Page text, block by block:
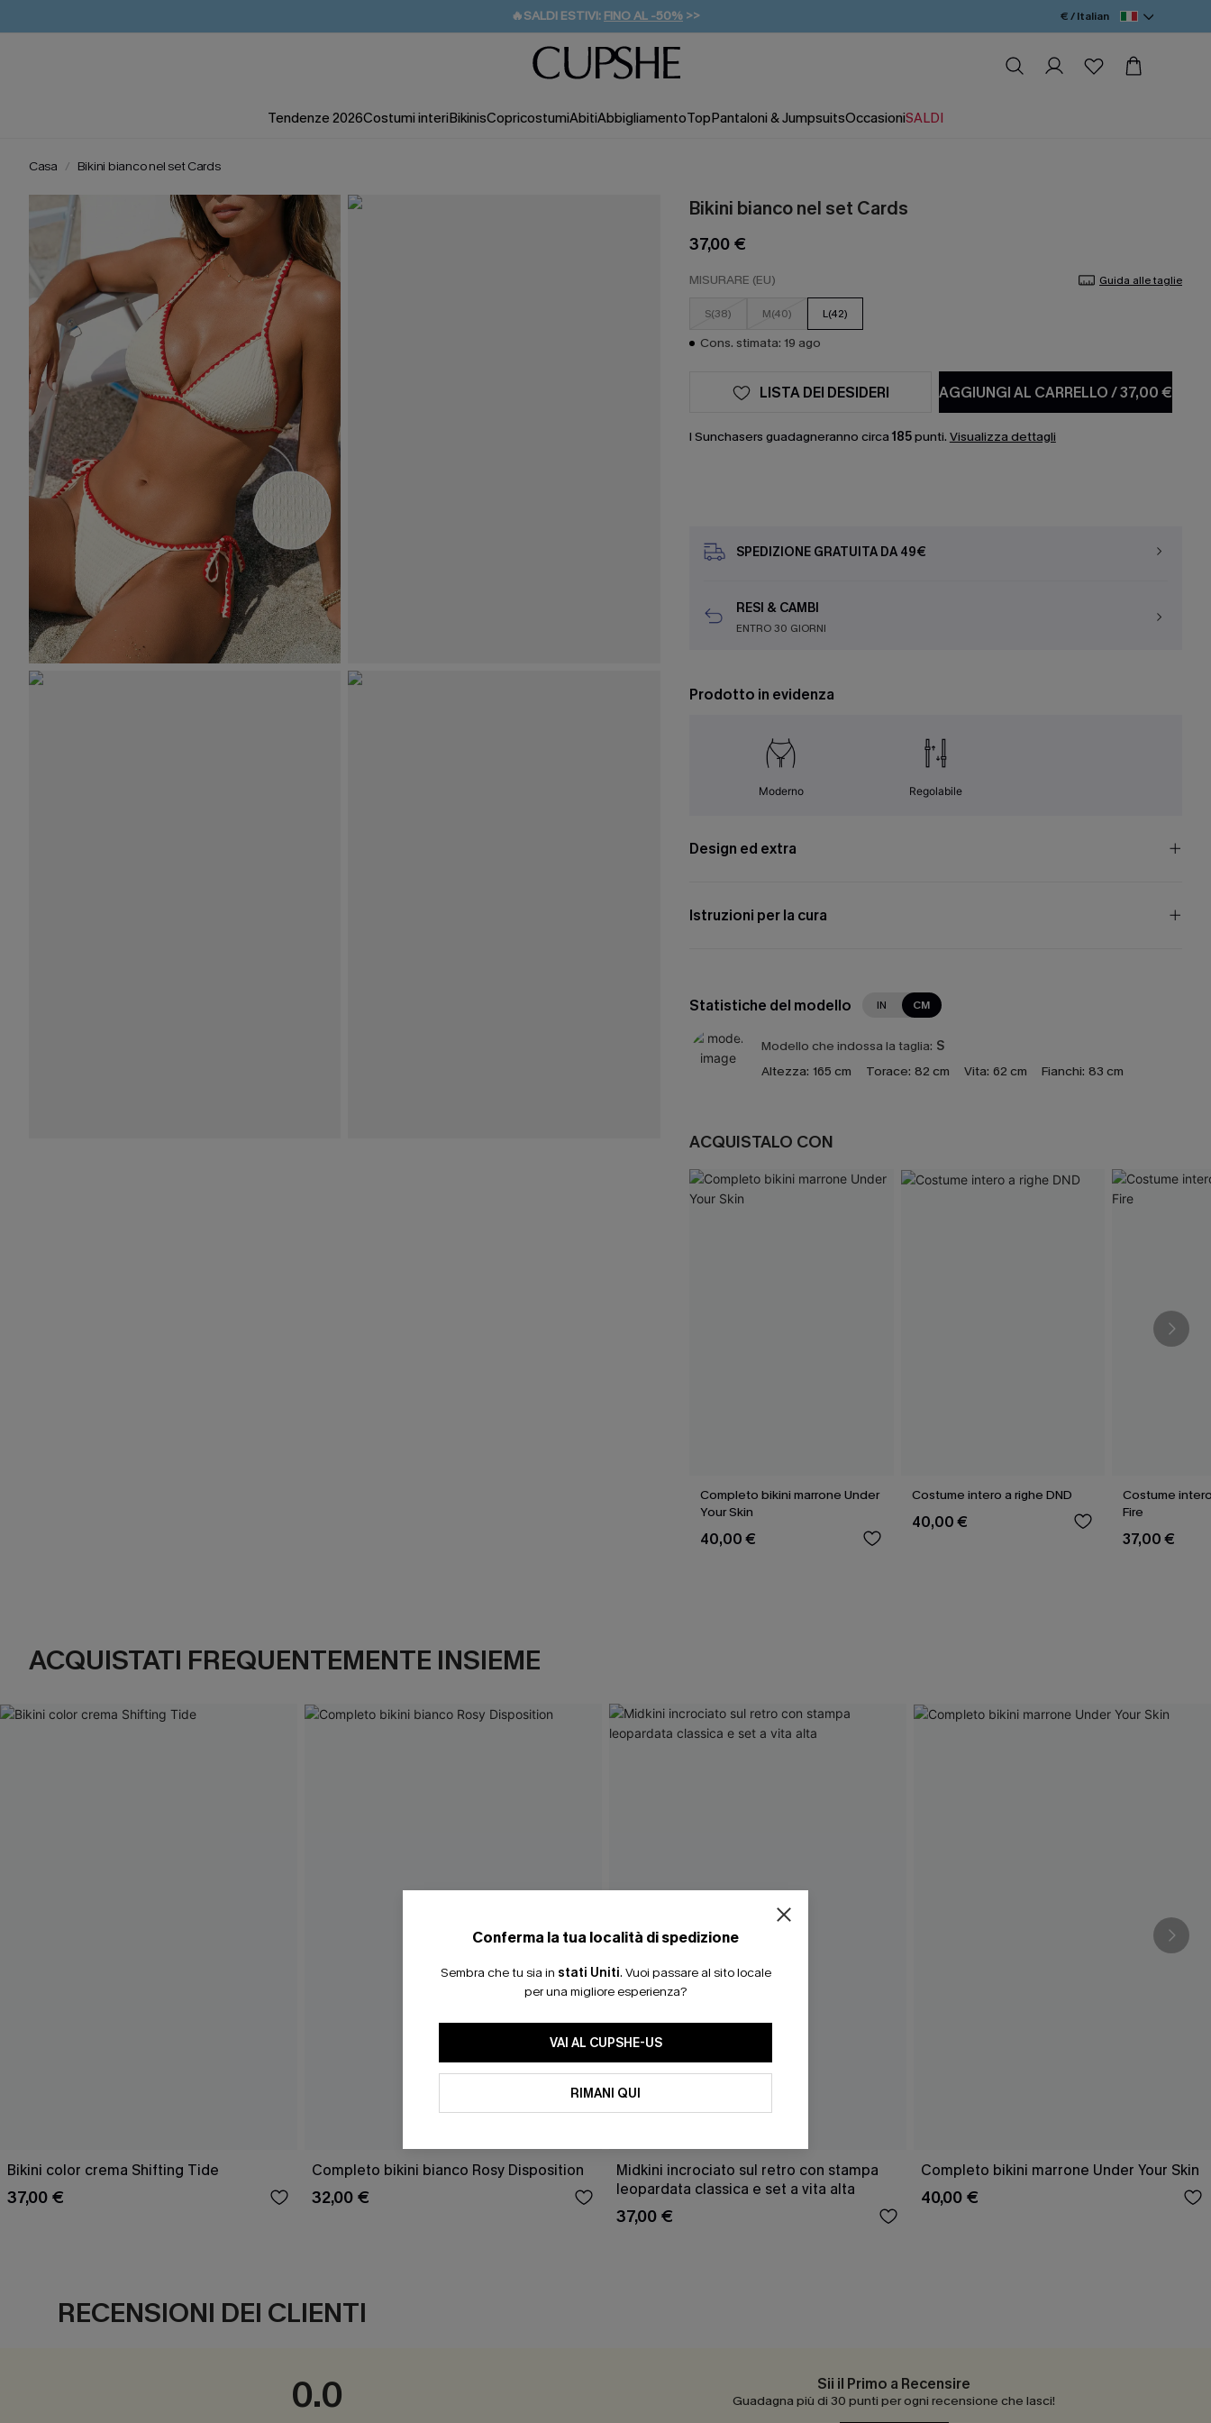
🔥SALDI ESTIVI: FINO AL -50% >>
🚚SPEDIZIONE GRATUITA DA 49€
💌REGALO PER I NUOVI: 20% DI SCONTO*
€ / Italian
Tendenze 2026Costumi interiBikinisCopricostumiAbitiAbbigliamentoTopPantaloni & JumpsuitsOccasioniSALDI
Casa Bikini bianco nel set Cards
Bikini bianco nel set Cards
37,00 €
MISURARE (EU) Guida alle taglie
S(38) M(40) L(42)
Cons. stimata: 19 ago
AGGIUNGI AL CARRELLO/37,00 €
LISTA DEI DESIDERI
I Sunchasers guadagneranno circa 185punti. Visualizza dettagli
SPEDIZIONE GRATUITA DA 49€
RESI & CAMBI
ENTRO 30 GIORNI
Prodotto in evidenza
Moderno Regolabile
Design ed extra
Istruzioni per la cura
Statistiche del modello IN CM
Modello che indossa la taglia: S
Altezza: 165 cm Torace: 82 cm Vita: 62 cm Fianchi: 83 cm
ACQUISTALO CON
Completo bikini marrone Under
Your Skin
40,00 €
Costume intero a righe DND
40,00 €
Costume
Fire
37,00 €
ACQUISTATI FREQUENTEMENTE INSIEME
Bikini color crema Shifting Tide
37,00 €
Completo bikini bianco Rosy Disposition
32,00 €
Midkini incrociato sul retro con stampa
leopardata classica e set a vita alta
37,00 €
Completo bikini marrone Under Your Skin
40,00 €
RECENSIONI DEI CLIENTI
0.0 Sii il Primo a Recensire
Guadagna più di 30 punti per ogni recensione che lasci!
Conferma la tua località di spedizione
Sembra che tu sia in stati Uniti. Vuoi passare al sito locale
per una migliore esperienza?
VAI AL CUPSHE-US
RIMANI QUI